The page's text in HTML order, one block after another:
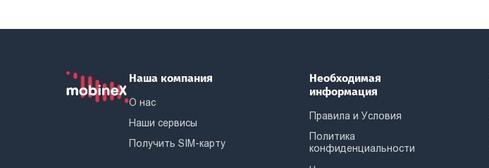
Наша компания
О нас
Наши сервисы
Получить SIM-карту
Необходимая
информация
Правила и Условия
Политика
конфиденциальности